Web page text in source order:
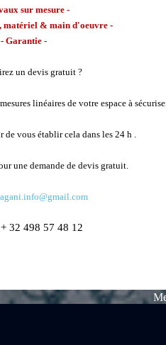
sur mesure -
matériel & main d'oeuvre -
- Garantie -
un devis gratuit ?
linéaires de votre espace à
de vous établir cela dans les 24 h .
une demande de devis gratuit.
32 498 57 48 12